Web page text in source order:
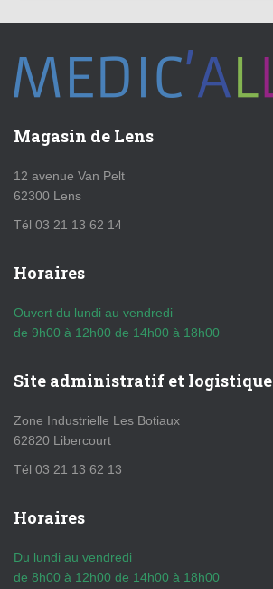
Magasin de Lens
12 avenue Van Pelt
62300 Lens
Tél 03 21 13 62 14
Horaires
Ouvert du lundi au vendredi
de 9h00 à 12h00 de 14h00 à 18h00
Site administratif et logistique
Zone Industrielle Les Botiaux
62820 Libercourt
Tél 03 21 13 62 13
Horaires
Du lundi au vendredi
de 8h00 à 12h00 de 14h00 à 18h00